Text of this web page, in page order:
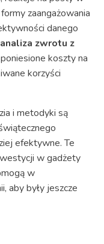
zaangażowania
danego
analiza zwrotu z
koszty na
korzyści
i metodyki są
efektywne. Te
w gadżety
w
aby były jeszcze